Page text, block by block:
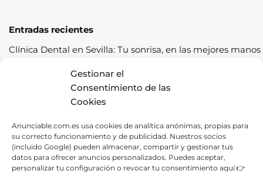
Gestionar el
Consentimiento de las
Cookies
Anunciable.com.es usa cookies de analítica anónimas, propias para
su correcto funcionamiento y de publicidad. Nuestros socios
(incluido Google) pueden almacenar, compartir y gestionar tus
datos para ofrecer anuncios personalizados. Puedes aceptar,
personalizar tu configuración o revocar tu consentimiento aquí 👉
Entradas recientes
Clínica Dental en Sevilla: Tu sonrisa, en las mejores manos
Cómo pasar la ITV a la primera: guía completa con
consejos prácticos
Los cereales sostenibles representan una oportunidad de
Fábrica de Canapés en Barcelona: La Mejor Opción para
tu Descanso
Las ventajas de contratar una empresa de alquiler de